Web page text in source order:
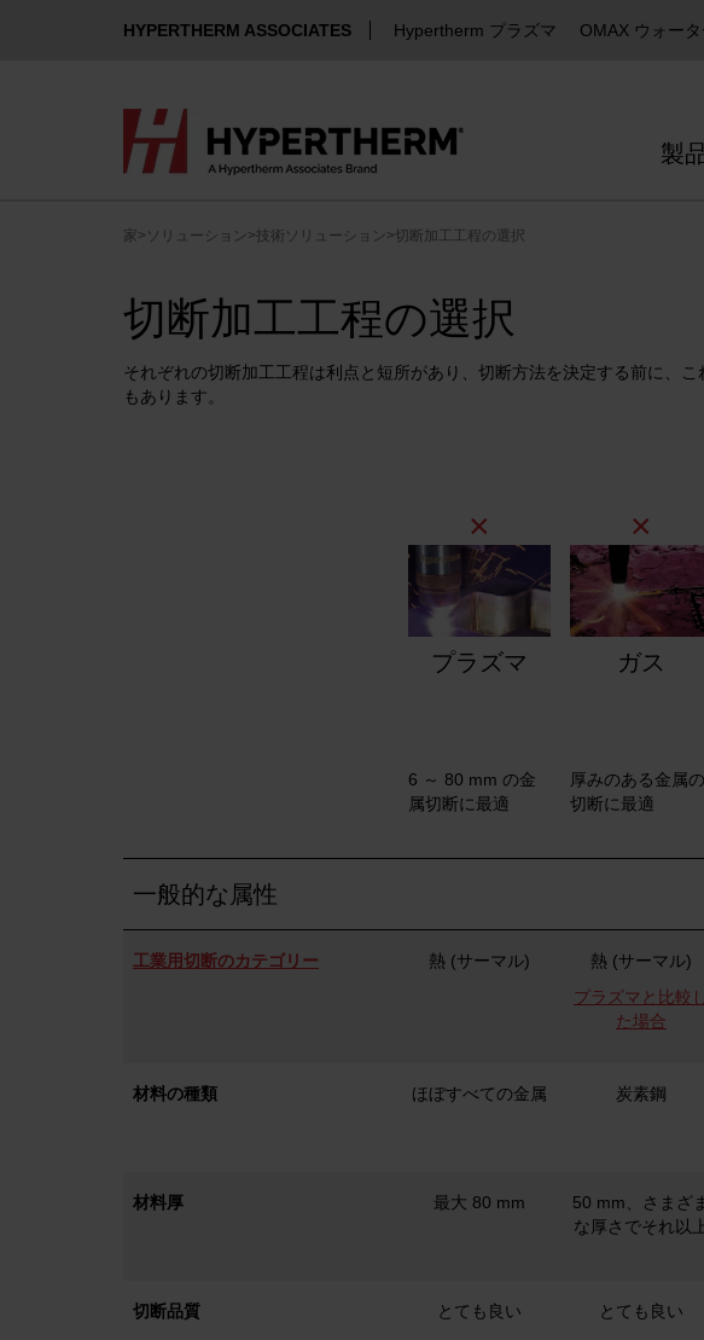
HYPERTHERM ASSOCIATES Hypertherm プラズマ OMAX ウォータ
製
家> ソリューション >技術ソリューション >切断加工工程の選択
切断加工工程の選択
それぞれの切断加工工程は利点と短所があり、切断方法を決定する前に、
もあります。
×
プラズマ
×
ガス
6 ～ 80 mm の金
属切断に最適
厚みのある金属の
切断に最適
一般的な属性
工業用切断のカテゴリー 熱 (サーマル)
熱 (サーマル)
プラズマと比較
た場合
材料の種類 ほぼすべての金属 炭素鋼
材料厚 最大 80 mm
50 mm、さまざま
な厚さでそれ以
切断品質 とても良い とても良い